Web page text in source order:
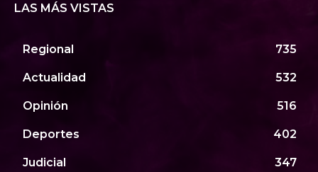
LAS MÁS VISTAS
Regional 735
Actualidad 532
Opinión 516
Deportes 402
Judicial 347